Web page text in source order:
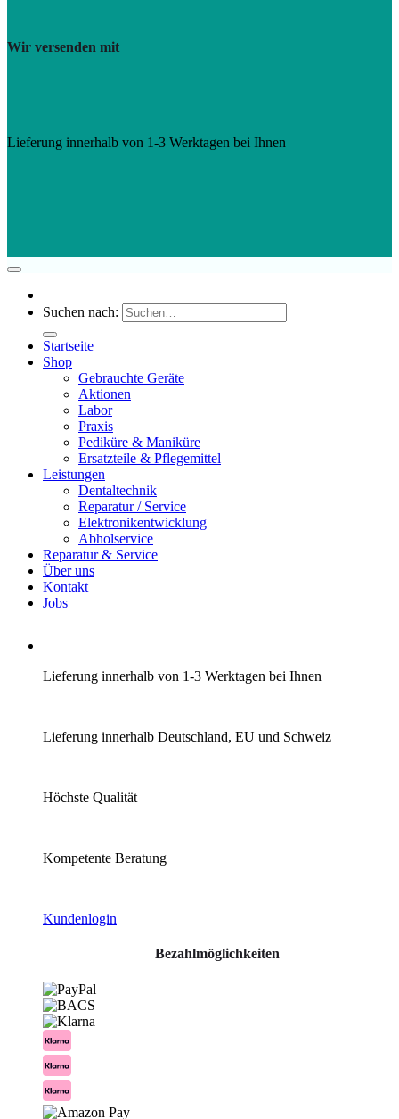
Wir versenden mit
Lieferung innerhalb von 1-3 Werktagen bei Ihnen
Suchen nach:
Startseite
Shop
Gebrauchte Geräte
Aktionen
Labor
Praxis
Pediküre & Maniküre
Ersatzteile & Pflegemittel
Leistungen
Dentaltechnik
Reparatur / Service
Elektronikentwicklung
Abholservice
Reparatur & Service
Über uns
Kontakt
Jobs
Lieferung innerhalb von 1-3 Werktagen bei Ihnen
Lieferung innerhalb Deutschland, EU und Schweiz
Höchste Qualität
Kompetente Beratung
Kundenlogin
Bezahlmöglichkeiten